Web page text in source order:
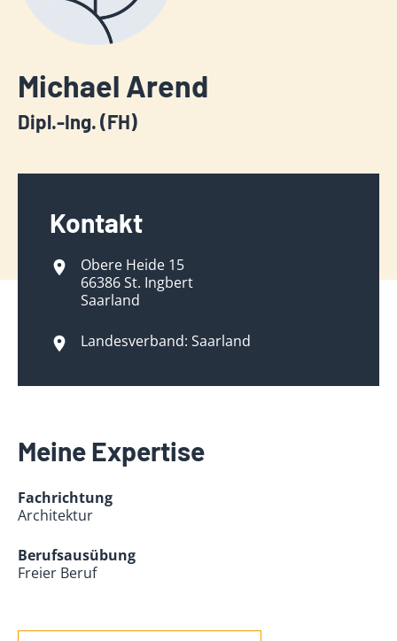
Michael Arend
Dipl.-Ing. (FH)
Kontakt
Obere Heide 15
66386 St. Ingbert
Saarland
Landesverband: Saarland
Meine Expertise
Fachrichtung
Architektur
Berufsausübung
Freier Beruf